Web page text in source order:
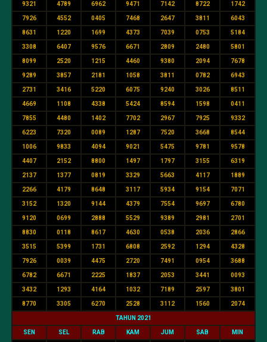
9321 4789 6962 9471 7142 8722 1742
7926 4552 0405 7468 2647 3811 6043
8631 1220 1699 4373 7039 0753 5184
3308 6407 9576 6671 2809 2480 5801
8099 2520 1215 4460 9380 2094 7678
9289 3857 2181 1058 3811 0782 6943
2731 3416 5220 6075 9240 3026 8511
4669 1108 4338 5424 8594 1598 0411
7855 4480 1402 7702 2967 7925 9332
6223 7320 0089 1287 7520 3668 8544
1006 9833 4094 9021 5475 9781 9578
4407 2152 8800 1497 1797 3155 6319
2137 1377 0819 3329 5663 4117 1889
2266 4179 8648 3117 5934 9154 7071
3152 1320 9144 4379 7554 9697 6780
9120 0699 2888 5529 9389 2981 2701
8830 0118 8617 4630 0538 2036 2866
3515 5399 1731 6808 2592 1294 4328
7926 0039 4475 2720 7491 0954 3688
6782 6671 2225 1837 2053 3441 0093
3432 1293 4164 1032 7189 2597 3801
8770 3305 6270 2528 3112 1560 2074
TAHUN 2021
SEN SEL RAB KAM JUM SAB MIN